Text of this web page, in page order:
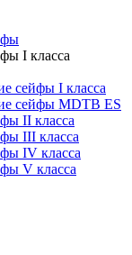
I класса
сейфы I класса
сейфы MDTB ES
II класса
III класса
IV класса
V класса